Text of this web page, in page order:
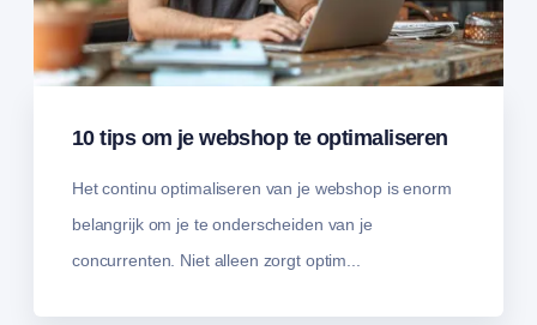
10 tips om je webshop te optimaliseren
Het continu optimaliseren van je webshop is enorm
belangrijk om je te onderscheiden van je
concurrenten. Niet alleen zorgt optim...